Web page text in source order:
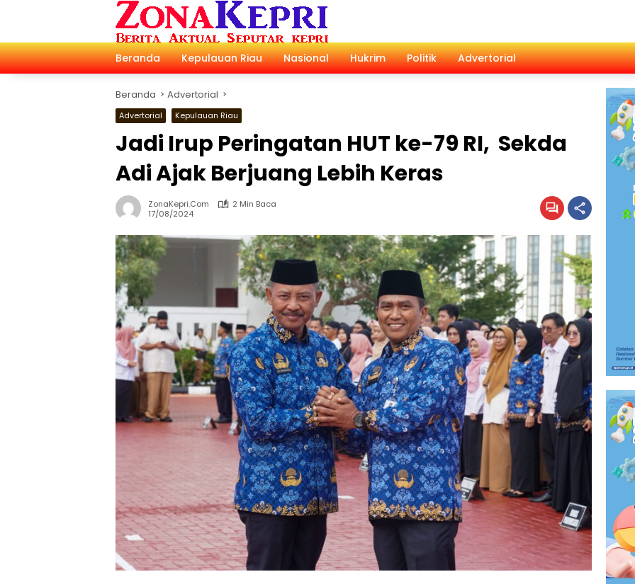
Beranda
Kepulauan Riau Nasional Hukrim Politik Advertorial
Beranda Advertorial
Advertorial Kepulauan Riau
Jadi Irup Peringatan HUT ke-79 RI, Sekda
Adi Ajak Berjuang Lebih Keras
ZonaKepri.com
2 Min Baca
17/08/2024